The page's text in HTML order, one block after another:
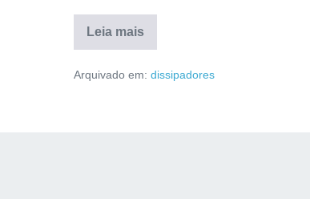
Leia mais
Arquivado em: dissipadores